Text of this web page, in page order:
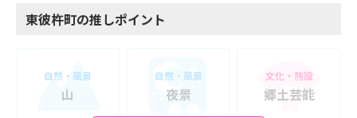
東彼杵町の推しポイント
自然・風景
山
自然・風景
夜景
文化・施設
郷土芸能